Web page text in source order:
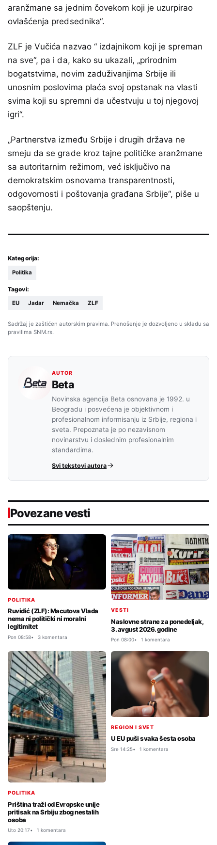
aranžmane sa jednim čovekom koji je uzurpirao
ovlašćenja predsednika“.
ZLF je Vučića nazvao “ izdajnikom koji je spreman
na sve“, pa i da, kako su ukazali, „prirodnim
bogatstvima, novim zaduživanjima Srbije ili
unosnim poslovima plaća svoj opstanak na vlasti
svima koji su spremni da učestvuju u toj njegovoj
igri“.
„Partnerstva između Srbije i drugih država ne
smeju da se grade kroz tajne političke aranžmane
sa autoritarnim režimom, već isključivo na
demokratskim osnovama transparentnosti,
odgovornosti i poštovanja građana Srbije“, piše u
saopštenju.
Kategorija:
Politika
Tagovi:
EU Jadar Nemačka ZLF
Sadržaj je zaštićen autorskim pravima. Prenošenje je dozvoljeno u skladu sa
pravilima SNM.rs.
AUTOR
Beta
Novinska agencija Beta osnovana je 1992. u
Beogradu i posvećena je objektivnom i
profesionalnom informisanju iz Srbije, regiona i
sveta. Prepoznata je po nezavisnom
novinarstvu i doslednim profesionalnim
standardima.
Svi tekstovi autora
Povezane vesti
POLITIKA
Ruvidić (ZLF): Macutova Vlada
nema ni politički ni moralni
legitimitet
Pon 08:58 3 komentara
VESTI
Naslovne strane za ponedeljak,
3. avgust 2026. godine
Pon 08:00 1 komentara
POLITIKA
Priština traži od Evropske unije
pritisak na Srbiju zbog nestalih
osoba
Uto 20:17 1 komentara
REGION I SVET
U EU puši svaka šesta osoba
Sre 14:25 1 komentara